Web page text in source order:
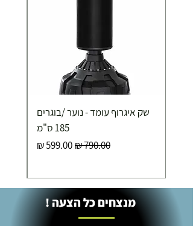
איסוף עצמי ללא עלות מסניף טבריה . רחוב העצמאות 5
מוצרי כושר ( בלבד) ניתן לאסוף ממחסני החברה בת"א
שק איגרוף עומד - נוער /בוגרים
185 ס"מ
מחיר רגילמחיר מבצע
מנצחים כל הצעה !